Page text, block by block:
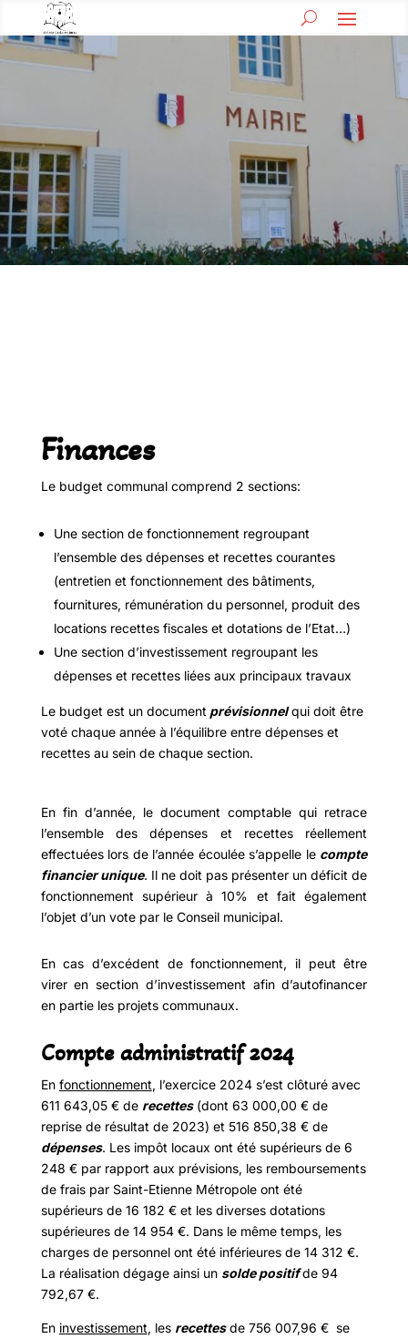
Finances
Le budget communal comprend 2 sections:
Une section de fonctionnement regroupant
l’ensemble des dépenses et recettes courantes
(entretien et fonctionnement des bâtiments,
fournitures, rémunération du personnel, produit des
locations recettes fiscales et dotations de l’Etat…)
Une section d’investissement regroupant les
dépenses et recettes liées aux principaux travaux
Le budget est un document prévisionnelqui doit être
voté chaque année à l’équilibre entre dépenses et
recettes au sein de chaque section.
En fin d’année, le document comptable qui retrace
l’ensemble des dépenses et recettes réellement
effectuées lors de l’année écoulée s’appelle le compte
financier unique. Il ne doit pas présenter un déficit de
fonctionnement supérieur à 10% et fait également
l’objet d’un vote par le Conseil municipal.
En cas d’excédent de fonctionnement, il peut être
virer en section d’investissement afin d’autofinancer
en partie les projets communaux.
Compte administratif 2024
En fonctionnement, l’exercice 2024 s’est clôturé avec
611 643,05 € de recettes(dont 63 000,00 € de
reprise de résultat de 2023) et 516 850,38 € de
dépenses. Les impôt locaux ont été supérieurs de 6
248 € par rapport aux prévisions, les remboursements
de frais par Saint-Etienne Métropole ont été
supérieurs de 16 182 € et les diverses dotations
supérieures de 14 954 €. Dans le même temps, les
charges de personnel ont été inférieures de 14 312 €.
La réalisation dégage ainsi un solde positifde 94
792,67 €.
En investissement, les recettesde 756 007,96 € se